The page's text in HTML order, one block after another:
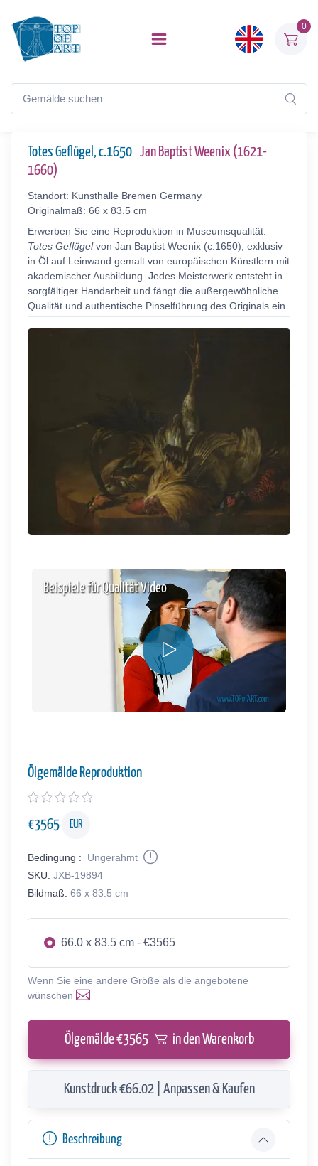
0
Totes Geflügel, c.1650 Jan Baptist Weenix (1621-
1660)
Standort: Kunsthalle Bremen Germany
Originalmaß: 66 x 83.5 cm
Erwerben Sie eine Reproduktion in Museumsqualität:
Totes Geflügelvon Jan Baptist Weenix (c.1650), exklusiv
in Öl auf Leinwand gemalt von europäischen Künstlern mit
akademischer Ausbildung. Jedes Meisterwerk entsteht in
sorgfältiger Handarbeit und fängt die außergewöhnliche
Qualität und authentische Pinselführung des Originals ein.
Beispiele für Qualität Video
Ölgemälde Reproduktion
€3565 EUR
Bedingung :
Ungerahmt
SKU: JXB-19894
Bildmaß: 66 x 83.5 cm
66.0 x 83.5 cm - €3565
Wenn Sie eine andere Größe als die angebotene
wünschen
Ölgemälde €3565 in den Warenkorb
Kunstdruck €66.02 | Anpassen & Kaufen
Beschreibung